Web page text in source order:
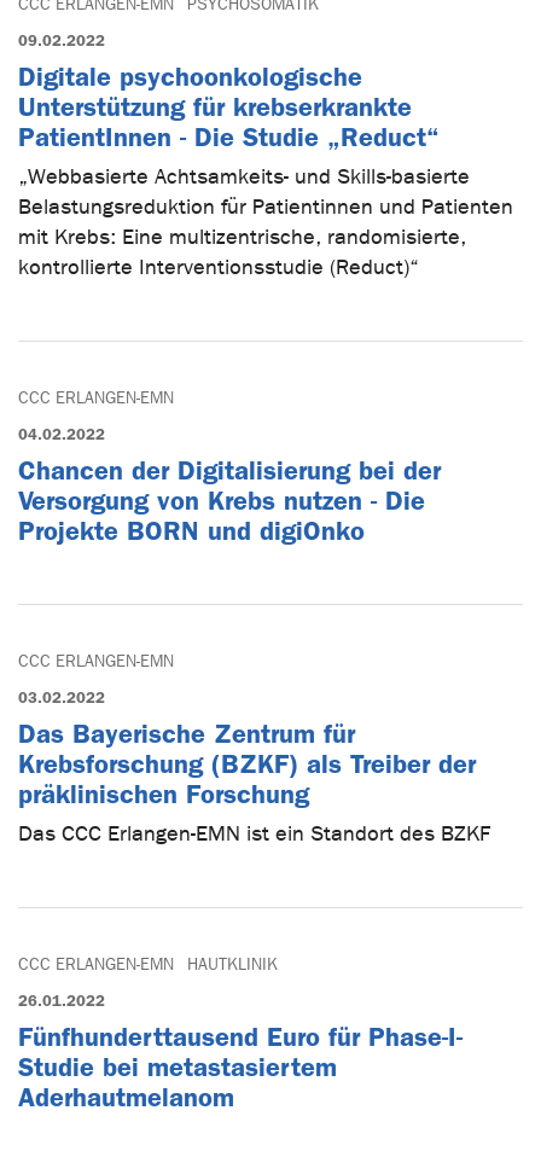
09.02.2022
Digitale psychoonkologische
Unterstützung für krebserkrankte
PatientInnen - Die Studie „Reduct“
„Webbasierte Achtsamkeits- und Skills-basierte
Belastungsreduktion für Patientinnen und Patienten
mit Krebs: Eine multizentrische, randomisierte,
kontrollierte Interventionsstudie (Reduct)“
CCC ERLANGEN-EMN
04.02.2022
Chancen der Digitalisierung bei der
Versorgung von Krebs nutzen - Die
Projekte BORN und digiOnko
CCC ERLANGEN-EMN
03.02.2022
Das Bayerische Zentrum für
Krebsforschung (BZKF) als Treiber der
präklinischen Forschung
Das CCC Erlangen-EMN ist ein Standort des BZKF
CCC ERLANGEN-EMN HAUTKLINIK
26.01.2022
Fünfhunderttausend Euro für Phase-I-
Studie bei metastasiertem
Aderhautmelanom